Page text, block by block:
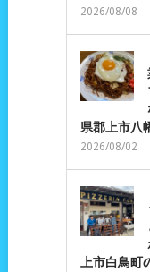
2026/08/08
県郡上市八
2026/08/02
上市白鳥